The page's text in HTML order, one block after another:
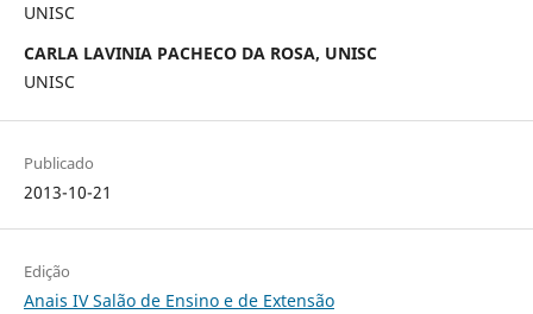
UNISC
CARLA LAVINIA PACHECO DA ROSA, UNISC
UNISC
Publicado
2013-10-21
Edição
Anais IV Salão de Ensino e de Extensão